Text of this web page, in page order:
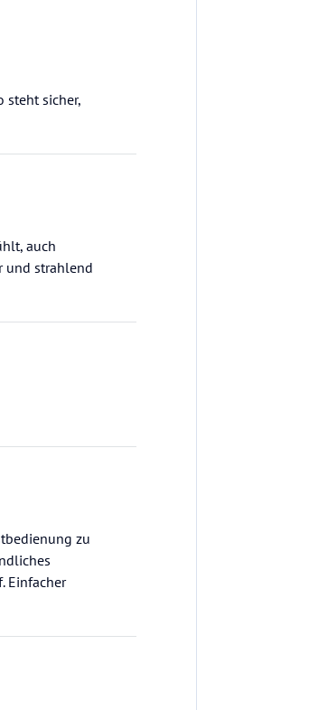
steht sicher,
auch
und strahlend
zu
Einfacher